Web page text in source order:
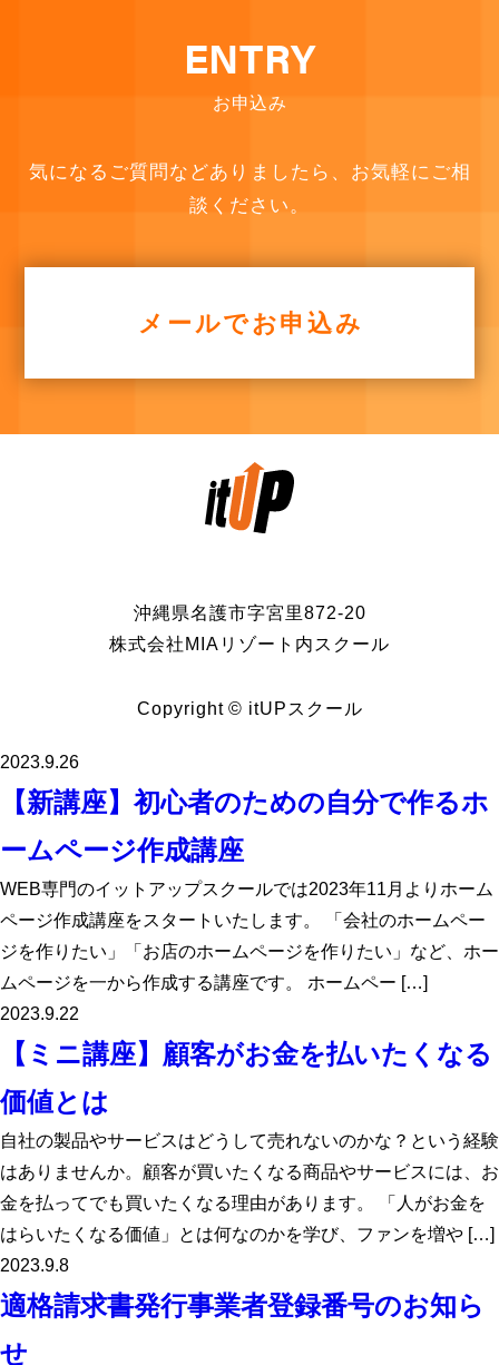
ENTRY
お申込み
気になるご質問などありましたら、お気軽にご相
談ください。
メールでお申込み
沖縄県名護市字宮里872-20
株式会社MIAリゾート内スクール
Copyright © itUPスクール
2023.9.26
【新講座】初心者のための自分で作るホ
ームページ作成講座
WEB専門のイットアップスクールでは2023年11月よりホーム
ページ作成講座をスタートいたします。 「会社のホームペー
ジを作りたい」「お店のホームページを作りたい」など、ホー
ムページを一から作成する講座です。 ホームペー […]
2023.9.22
【ミニ講座】顧客がお金を払いたくなる
価値とは
自社の製品やサービスはどうして売れないのかな？という経験
はありませんか。顧客が買いたくなる商品やサービスには、お
金を払ってでも買いたくなる理由があります。 「人がお金を
はらいたくなる価値」とは何なのかを学び、ファンを増や […]
2023.9.8
適格請求書発行事業者登録番号のお知ら
せ